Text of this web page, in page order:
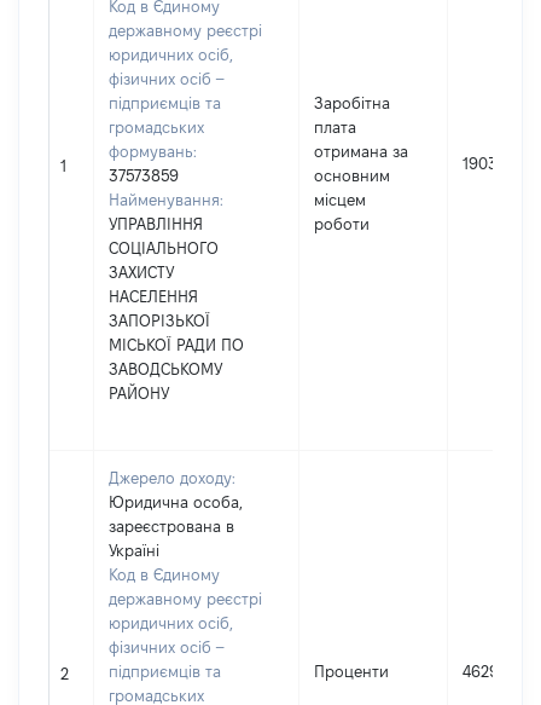
1
Код в Єдиному
державному реєстрі
юридичних осіб,
фізичних осіб –
підприємців та
громадських
формувань:
37573859
Найменування:
УПРАВЛІННЯ
СОЦІАЛЬНОГО
ЗАХИСТУ
НАСЕЛЕННЯ
ЗАПОРІЗЬКОЇ
МІСЬКОЇ РАДИ ПО
ЗАВОДСЬКОМУ
РАЙОНУ
Заробітна
плата
отримана за
основним
місцем
роботи
190351
2
Джерело доходу:
Юридична особа,
зареєстрована в
Україні
Код в Єдиному
державному реєстрі
юридичних осіб,
фізичних осіб –
підприємців та
громадських
Проценти 46297